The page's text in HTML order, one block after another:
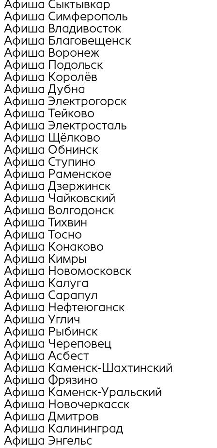
Афиша Сыктывкар
Афиша Симферополь
Афиша Владивосток
Афиша Благовещенск
Афиша Воронеж
Афиша Подольск
Афиша Королёв
Афиша Дубна
Афиша Электрогорск
Афиша Тейково
Афиша Электросталь
Афиша Щёлково
Афиша Обнинск
Афиша Ступино
Афиша Раменское
Афиша Дзержинск
Афиша Чайковский
Афиша Волгодонск
Афиша Тихвин
Афиша Тосно
Афиша Конаково
Афиша Кимры
Афиша Новомосковск
Афиша Калуга
Афиша Сарапул
Афиша Нефтеюганск
Афиша Углич
Афиша Рыбинск
Афиша Череповец
Афиша Асбест
Афиша Каменск-Шахтинский
Афиша Фрязино
Афиша Каменск-Уральский
Афиша Новочеркасск
Афиша Дмитров
Афиша Калининград
Афиша Энгельс